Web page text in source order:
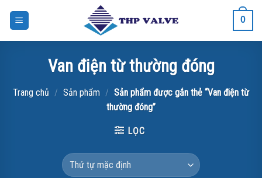
0
Van điện từ thường đóng
Trang chủ / Sản phẩm / Sản phẩm được gắn thẻ “Van điện từ
thường đóng”
LỌC